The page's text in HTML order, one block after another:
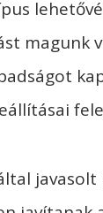
magunk